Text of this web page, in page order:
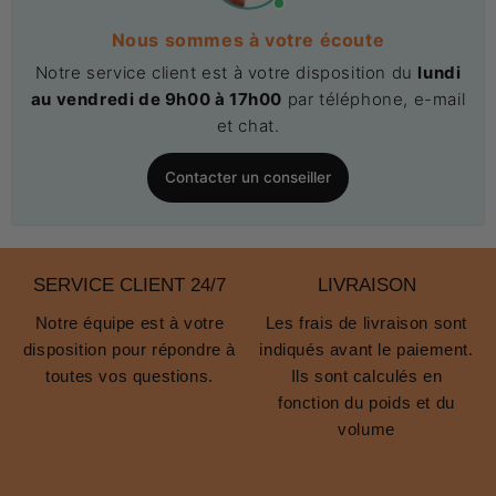
Dans les secteurs industriels et logistiques, ces
plateformes, facilitent l'accès aux équipements et aux
zones de stockage en hauteur comme les
améliorant la gestion de l'espace.​
Solutions pour le commerce et la distribution
Pour les commerces et les grandes surfaces, les
en garantissant la sécurité des employés et des clients.​
Conception robuste pour une durabilité
accrue
Stabilité pour des charges lourdes
Nous sommes à votre écoute
Notre service client est à votre disposition du lundi
au vendredi de 9h00 à 17h00 par téléphone, e-mail
et chat.
Contacter un conseiller
SERVICE CLIENT 24/7
Notre équipe est à votre
disposition pour répondre à
toutes vos questions.
LIVRAISON
Les frais de livraison sont
indiqués avant le paiement.
Ils sont calculés en
fonction du poids et du
volume